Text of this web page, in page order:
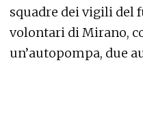
squadre dei vigili del
volontari di Mirano,
un’autopompa, due